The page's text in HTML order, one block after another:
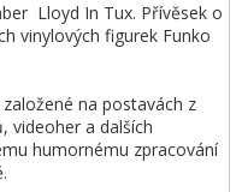
Lloyd In Tux. Přívěsek o
vinylových figurek Funko
na postavách z
videoher a dalších
humornému zpracování